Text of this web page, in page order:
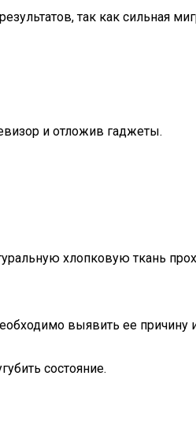
так как сильная
и отложив гаджеты.
хлопковую ткань
выявить ее причину
состояние.